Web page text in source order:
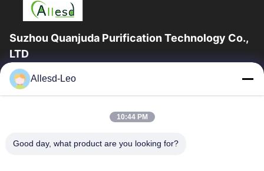
Suzhou Quanjuda Purification Technology Co.,
LTD
16years ervaring, als belangrijke fabrikant en exporteur van
ESD & Cleanroom producten, bieden wij een volledige lijn van
Huis
Producten
Allesd-Leo
10:44 PM
Good day, what product are you looking for?